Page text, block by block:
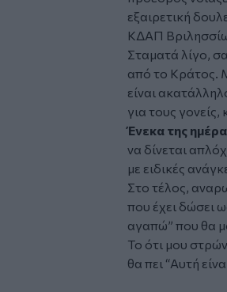
εξαιρετική
ΚΔΑΠ
Σταματά λίγο,
από το Κράτος.
είναι
για τους
Ένεκα της
να δίνεται
με ειδικές
Στο τέλος,
που έχει δώσει
αγαπώ” που θα
Το ότι μου
θα πει “Αυτή